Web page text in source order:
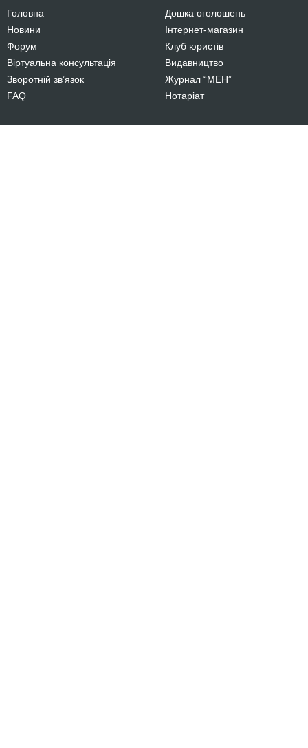
Головна
Новини
Форум
Віртуальна консультація
Зворотній зв’язок
FAQ
Дошка оголошень
Інтернет-магазин
Клуб юристів
Видавництво
Журнал “МЕН”
Нотаріат